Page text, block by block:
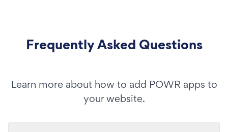
Frequently Asked Questions
Learn more about how to add POWR apps to
your website.